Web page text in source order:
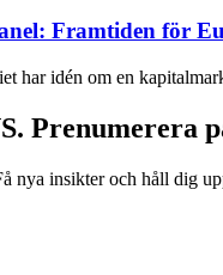
Framtiden för
har idén om en
Prenumerera
nya insikter och håll dig